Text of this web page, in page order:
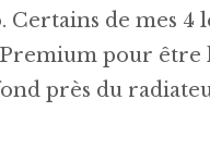
Certains de mes
pour être
près du